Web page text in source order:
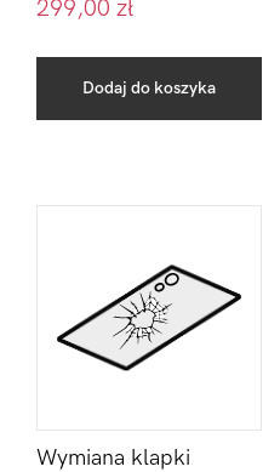
299,00 zł
Dodaj do koszyka
Wymiana klapki